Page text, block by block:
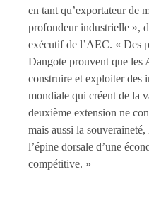
en tant qu’exportateur de
profondeur industrielle »,
exécutif de l’AEC. « Des
Dangote prouvent que les
construire et exploiter des
mondiale qui créent de la
deuxième extension ne
mais aussi la
l’épine dorsale d’une
compétitive. »